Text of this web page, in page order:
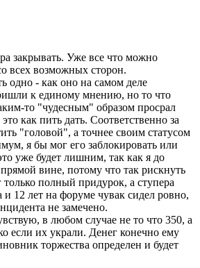
закрывать. Уже все что можно
всех возможных сторон.
одно - как оно на самом деле
к единому мнению, но то что
то "чудесным" образом просрал
как пить дать. Соответственно за
"головой", а точнее своим статусом
я бы мог его заблокировать или
уже будет лишним, так как я до
вине, потому что так рискнуть
полный придурок, а ступера
12 лет на форуме чувак сидел ровно,
не замечено.
в любом случае не то что 350, а
если их украли. Денег конечно ему
торжества определен и будет